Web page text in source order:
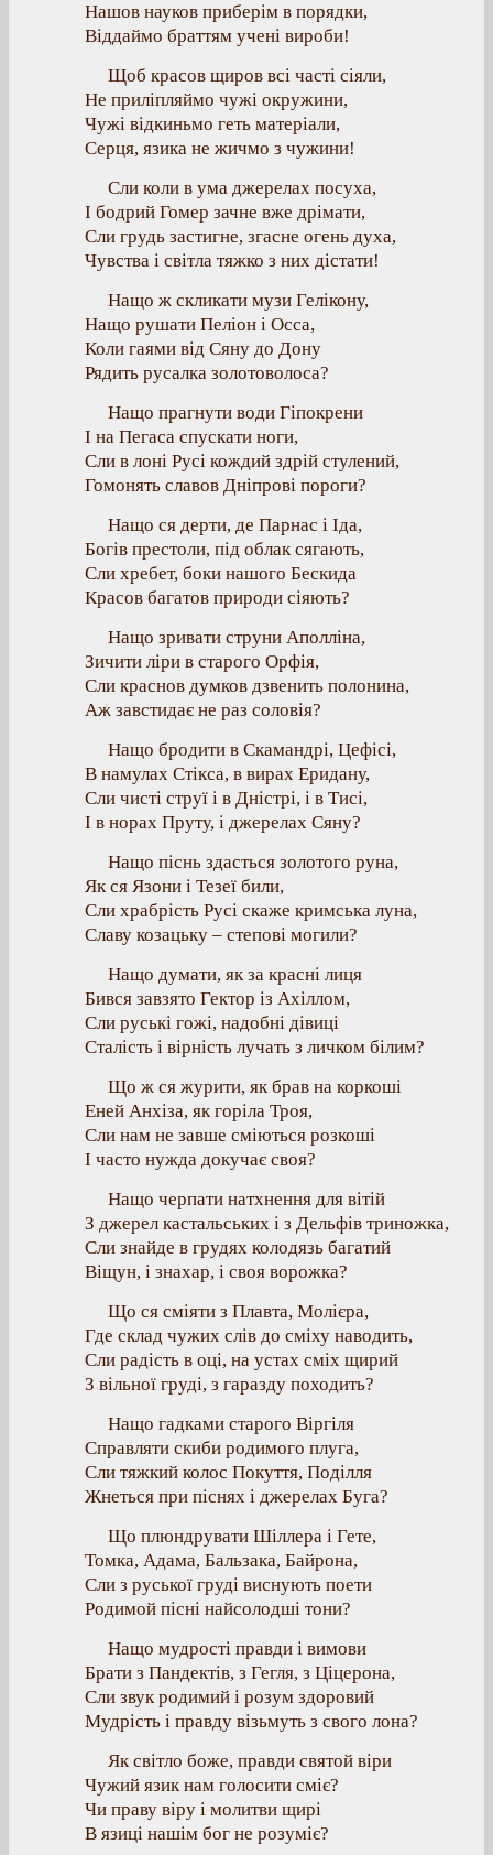
Нашов науков приберім в порядки,
Віддаймо браттям учені вироби!
Щоб красов щиров всі часті сіяли,
Не приліпляймо чужі окружини,
Чужі відкиньмо геть матеріали,
Серця, язика не жичмо з чужини!
Сли коли в ума джерелах посуха,
І бодрий Гомер зачне вже дрімати,
Сли грудь застигне, згасне огень духа,
Чувства і світла тяжко з них дістати!
Нащо ж скликати музи Гелікону,
Нащо рушати Пеліон і Осса,
Коли гаями від Сяну до Дону
Рядить русалка золотоволоса?
Нащо прагнути води Гіпокрени
І на Пегаса спускати ноги,
Сли в лоні Русі кождий здрій стулений,
Гомонять славов Дніпрові пороги?
Нащо ся дерти, де Парнас і Іда,
Богів престоли, під облак сягають,
Сли хребет, боки нашого Бескида
Красов багатов природи сіяють?
Нащо зривати струни Аполліна,
Зичити ліри в старого Орфія,
Сли краснов думков дзвенить полонина,
Аж завстидає не раз соловія?
Нащо бродити в Скамандрі, Цефісі,
В намулах Стікса, в вирах Еридану,
Сли чисті струї і в Дністрі, і в Тисі,
І в норах Пруту, і джерелах Сяну?
Нащо піснь здасться золотого руна,
Як ся Язони і Тезеї били,
Сли храбрість Русі скаже кримська луна,
Славу козацьку – степові могили?
Нащо думати, як за красні лиця
Бився завзято Гектор із Ахіллом,
Сли руські гожі, надобні дівиці
Сталість і вірність лучать з личком білим?
Що ж ся журити, як брав на коркоші
Еней Анхіза, як горіла Троя,
Сли нам не завше сміються розкоші
І часто нужда докучає своя?
Нащо черпати натхнення для вітій
З джерел кастальських і з Дельфів триножка,
Сли знайде в грудях колодязь багатий
Віщун, і знахар, і своя ворожка?
Що ся сміяти з Плавта, Молієра,
Где склад чужих слів до сміху наводить,
Сли радість в оці, на устах сміх щирий
З вільної груді, з гаразду походить?
Нащо гадками старого Віргіля
Справляти скиби родимого плуга,
Сли тяжкий колос Покуття, Поділля
Жнеться при піснях і джерелах Буга?
Що плюндрувати Шіллера і Гете,
Томка, Адама, Бальзака, Байрона,
Сли з руської груді виснують поети
Родимой пісні найсолодші тони?
Нащо мудрості правди і вимови
Брати з Пандектів, з Гегля, з Ціцерона,
Сли звук родимий і розум здоровий
Мудрість і правду візьмуть з свого лона?
Як світло боже, правди святой віри
Чужий язик нам голосити сміє?
Чи праву віру і молитви щирі
В язиці нашім бог не розуміє?